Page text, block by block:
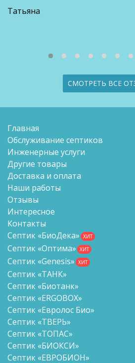
Татьяна
СМОТРЕТЬ ВСЕ
Главная
Обслуживание септиков
Инженерные услуги
Другие товары
Доставка и оплата
Наши работы
Отзывы
Интересное
Контакты
Септик «БиоДека» ХИТ
Септик «Оптима» ХИТ
Септик «Genesis» ХИТ
Септик «ТАНК»
Септик «Биотанк»
Септик «ERGOBOX»
Септик «Евролос Био»
Септик «ТВЕРЬ»
Септик «ТОПАС»
Септик «БИОКСИ»
Септик «ЕВРОБИОН»